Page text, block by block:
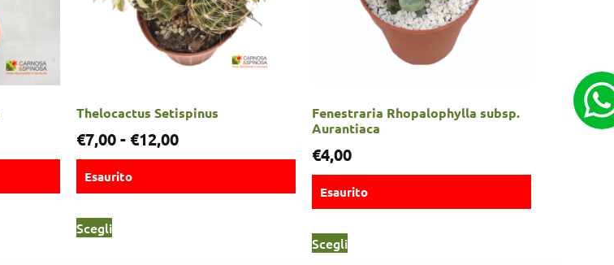
Thelocactus Setispinus
€7,00- €12,00
Esaurito
Scegli
Fenestraria Rhopalophylla subsp.
Aurantiaca
€4,00
Esaurito
Scegli